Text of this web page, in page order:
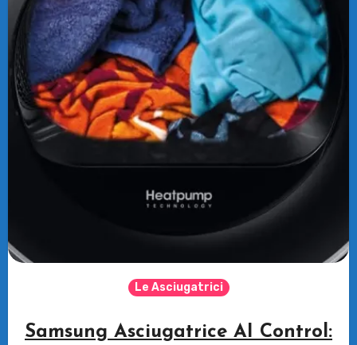
Le Asciugatrici
Samsung Asciugatrice AI Control: